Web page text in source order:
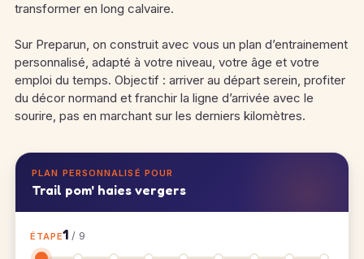
transformer en long calvaire.
Sur Preparun, on construit avec vous un plan d’entrainement
personnalisé, adapté à votre niveau, votre âge et votre
emploi du temps. Objectif : arriver au départ serein, profiter
du décor normand et franchir la ligne d’arrivée avec le
sourire, pas en marchant sur les derniers kilomètres.
PLAN PERSONNALISÉ POUR
Trail pom' haies vergers
ÉTAPE1 / 9